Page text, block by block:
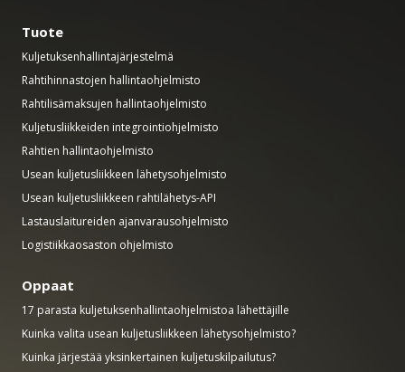
Tuote
Kuljetuksenhallintajärjestelmä
Rahtihinnastojen hallintaohjelmisto
Rahtilisämaksujen hallintaohjelmisto
Kuljetusliikkeiden integrointiohjelmisto
Rahtien hallintaohjelmisto
Usean kuljetusliikkeen lähetysohjelmisto
Usean kuljetusliikkeen rahtilähetys-API
Lastauslaitureiden ajanvarausohjelmisto
Logistiikkaosaston ohjelmisto
Oppaat
17 parasta kuljetuksenhallintaohjelmistoa lähettäjille
Kuinka valita usean kuljetusliikkeen lähetysohjelmisto?
Kuinka järjestää yksinkertainen kuljetuskilpailutus?